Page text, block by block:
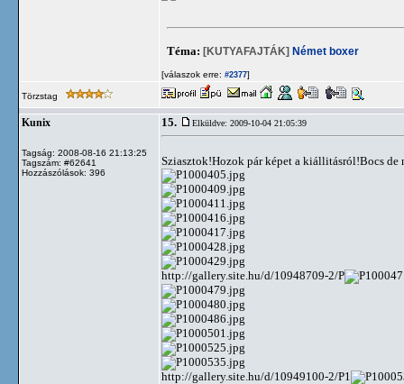
Téma: [KUTYAFAJTÁK] Német boxer
[válaszok erre: #2377]
Törzstag
Kunix
Tagság: 2008-08-16 21:13:25
Tagszám: #62641
Hozzászólások: 396
15. Elküldve: 2009-10-04 21:05:39
Sziasztok!Hozok pár képet a kiállitásról!Bocs
http://gallery.site.hu/d/10948709-2/P
http://gallery.site.hu/d/10949100-2/P1